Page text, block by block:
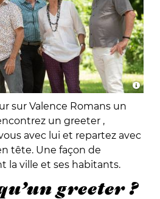
sur Valence Romans un
un greeter ,
avec lui et repartez avec
tête. Une façon de
la ville et ses habitants.
greeter ?